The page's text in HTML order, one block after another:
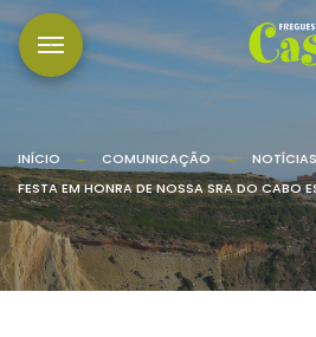
INÍCIO COMUNICAÇÃO
NOTÍCIAS
FESTA EM HONRA DE NOSSA SRA DO CABO